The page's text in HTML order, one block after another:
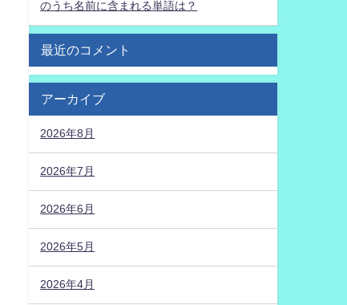
のうち名前に含まれる単語は？
最近のコメント
アーカイブ
2026年8月
2026年7月
2026年6月
2026年5月
2026年4月